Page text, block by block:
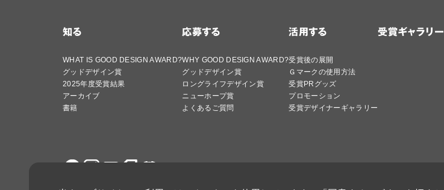
知る
WHAT IS GOOD DESIGN AWARD?
グッドデザイン賞
2025年度受賞結果
アーカイブ
書籍
応募する
WHY GOOD DESIGN AWARD?
グッドデザイン賞
ロングライフデザイン賞
ニューホープ賞
よくあるご質問
活用する
受賞後の展開
Ｇマークの使用方法
受賞PRグッズ
プロモーション
受賞デザイナーギャラリー
受賞ギャラリー